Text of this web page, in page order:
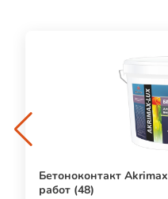
Бетоноконтакт
работ (48)